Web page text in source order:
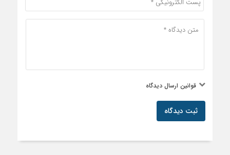
قوانین ارسال دیدگاه
ثبت دیدگاه